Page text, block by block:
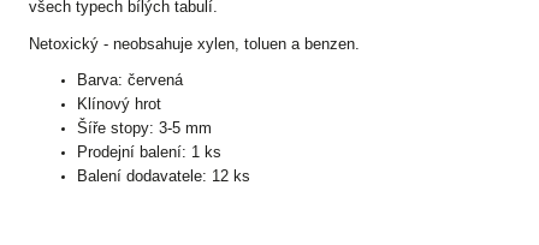
všech typech bílých tabulí.
Netoxický - neobsahuje xylen, toluen a benzen.
Barva: červená
Klínový hrot
Šíře stopy: 3-5 mm
Prodejní balení: 1 ks
Balení dodavatele: 12 ks